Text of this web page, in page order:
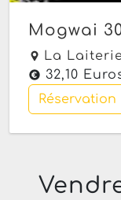
Mogwai
La
32,10
Réservation